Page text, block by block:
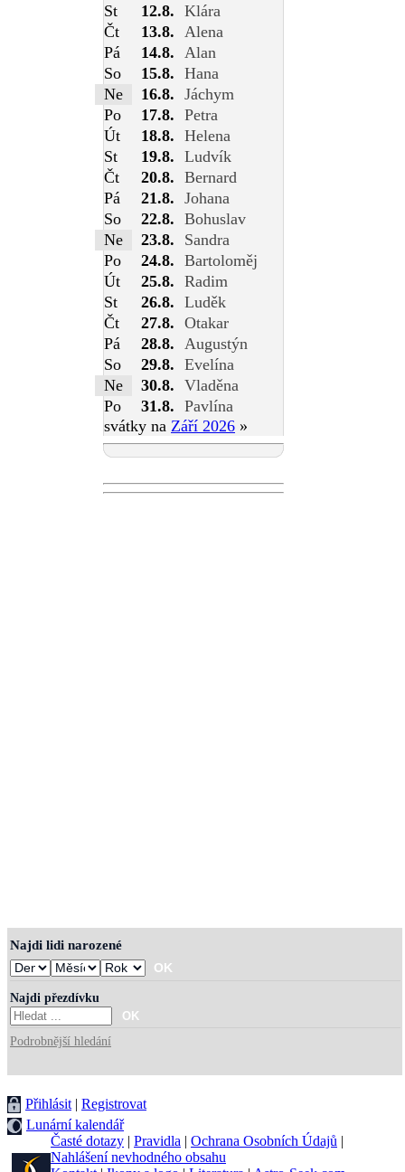
St
12.8. Klára
Čt
13.8.
Alena
Pá
14.8.
Alan
So
15.8. Hana
Ne
16.8. Jáchym
Po
17.8. Petra
Út
18.8. Helena
St
19.8. Ludvík
Čt
20.8. Bernard
Pá
21.8. Johana
So
22.8. Bohuslav
Ne
23.8.
Sandra
Po
24.8. Bartoloměj
Út
25.8. Radim
St
26.8. Luděk
Čt
27.8. Otakar
Pá
28.8.
Augustýn
So
29.8. Evelína
Ne
30.8. Vladěna
Po
31.8. Pavlína
svátky na Září 2026 »
Najdi lidi narozené
Najdi přezdívku
Podrobnější hledání
Přihlásit | Registrovat
Lunární kalendář
Časté dotazy | Pravidla | Ochrana Osobních Údajů |
Nahlášení nevhodného obsahu